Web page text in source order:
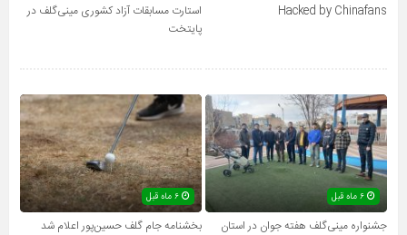
Hacked by Chinafans
استارت مسابقات آزاد کشوری مینی‌گلف در
پایتخت
۶ ماه قبل
جشنواره مینی‌گلف هفته جوان در استان
بخشنامه جام گلف حسین‌پور اعلام شد